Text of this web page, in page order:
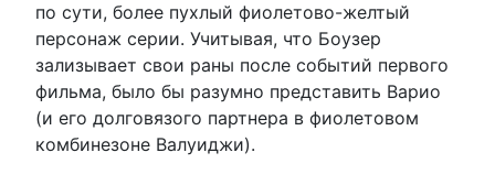
по сути, более пухлый фиолетово-желтый
персонаж серии. Учитывая, что Боузер
зализывает свои раны после событий первого
фильма, было бы разумно представить Варио
(и его долговязого партнера в фиолетовом
комбинезоне Валуиджи).